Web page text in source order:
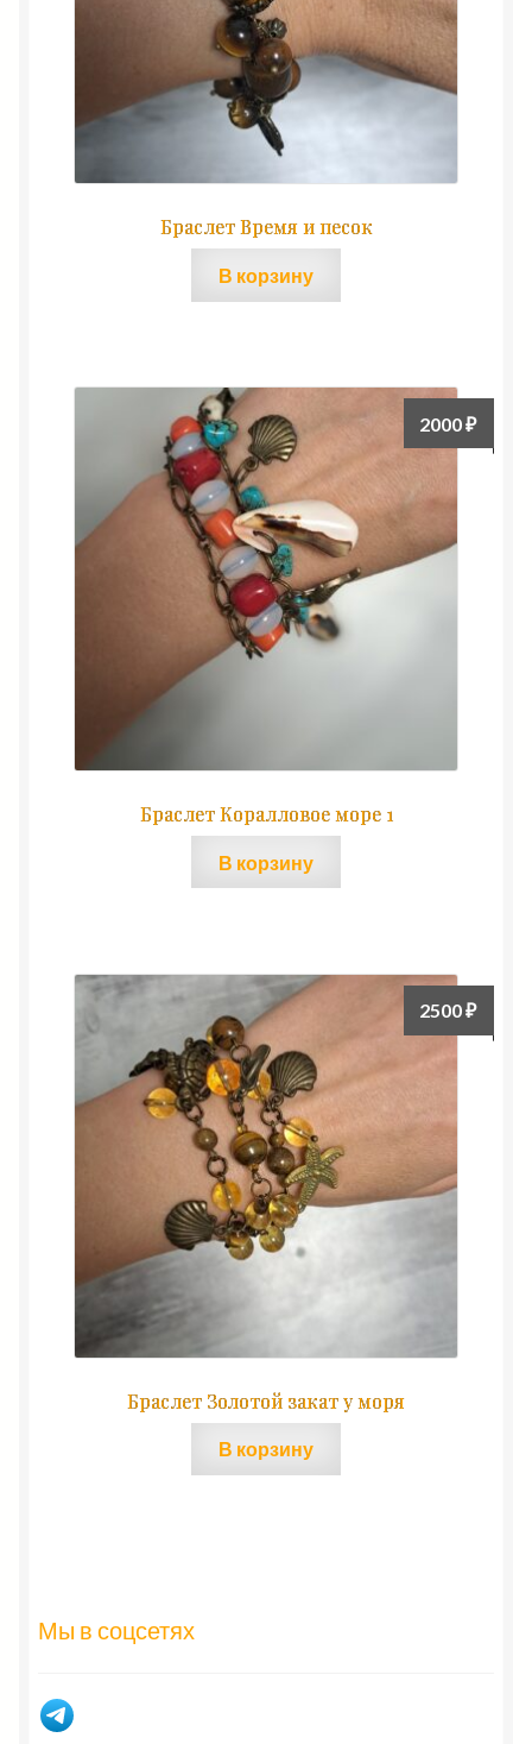
Браслет Время и песок
В корзину
Браслет Коралловое море 1
2000₽
В корзину
Браслет Золотой закат у моря
2500₽
В корзину
Мы в соцсетях